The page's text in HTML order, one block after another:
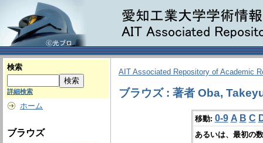
検索
詳細検索
ホーム
ブラウズ
AIT Associated Repository of Academic
ブラウズ : 著者 Oba,
移動: 0-9 A B C
あるいは、最初の